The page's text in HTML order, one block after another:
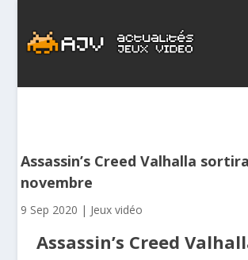
Assassin’s Creed Valhalla
novembre
9 Sep 2020 | Jeux vidéo
Assassin’s Creed